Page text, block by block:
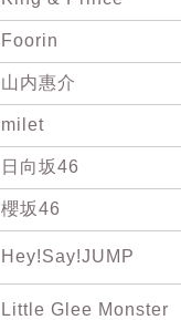
Foorin
山内惠介
milet
日向坂46
櫻坂46
Hey!Say!JUMP
Little Glee Monster